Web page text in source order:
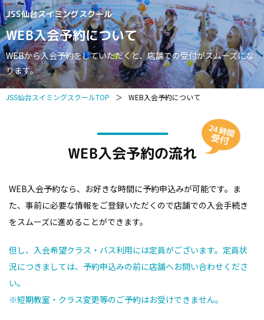
JSS仙台スイミングスクール
WEB入会予約について
WEBから入会予約をしていただくと、店舗での受付がスムーズにな
ります。
JSS仙台スイミングスクールTOP ＞ WEB入会予約について
WEB入会予約の流れ
WEB入会予約なら、お好きな時間に予約申込みが可能です。 ま
た、事前に必要な情報をご登録いただくので店舗での入会手続き
をスムーズに進めることができます。
但し、入会希望クラス・バス利用には定員がございます。定員状
況につきましては、予約申込みの前に店舗へお問い合わせくださ
い。
※短期教室・クラス変更等のご予約はお受けできません。